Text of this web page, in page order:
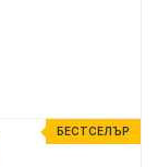
БЕСТСЕЛЪР